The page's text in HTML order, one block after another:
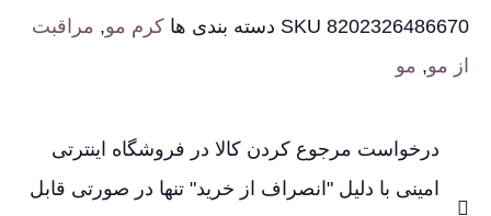
SKU 8202326486670 دسته بندی ها کرم مو, مراقبت
از مو, مو
درخواست مرجوع کردن کالا در فروشگاه اینترتی
امینی با دلیل "انصراف از خرید" تنها در صورتی قابل